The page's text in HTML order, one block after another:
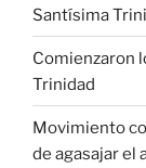
Santísima
Comienzaron
Trinidad
Movimiento
de agasajar el